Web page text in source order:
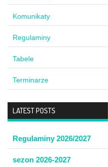
Komunikaty
Regulaminy
Tabele
Terminarze
LATEST POSTS
Regulaminy 2026/2027
sezon 2026-2027